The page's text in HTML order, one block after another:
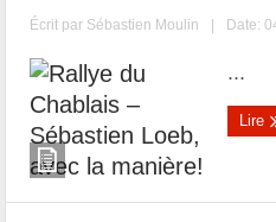
Écrit par Sébastien Moulin | Date:
...
Lire